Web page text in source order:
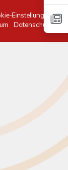
Einstellungen
Datenschutz